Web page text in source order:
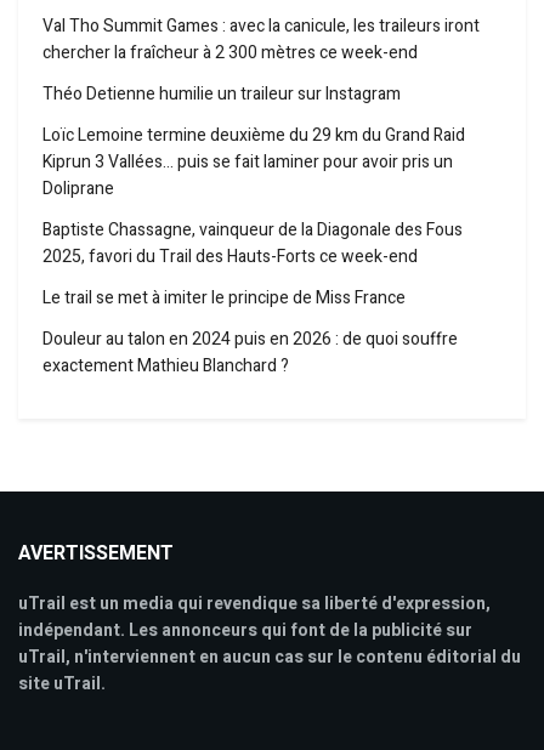
Val Tho Summit Games : avec la canicule, les traileurs iront
chercher la fraîcheur à 2 300 mètres ce week-end
Théo Detienne humilie un traileur sur Instagram
Loïc Lemoine termine deuxième du 29 km du Grand Raid
Kiprun 3 Vallées… puis se fait laminer pour avoir pris un
Doliprane
Baptiste Chassagne, vainqueur de la Diagonale des Fous
2025, favori du Trail des Hauts-Forts ce week-end
Le trail se met à imiter le principe de Miss France
Douleur au talon en 2024 puis en 2026 : de quoi souffre
exactement Mathieu Blanchard ?
AVERTISSEMENT
uTrail est un media qui revendique sa liberté d'expression,
indépendant. Les annonceurs qui font de la publicité sur
uTrail, n'interviennent en aucun cas sur le contenu éditorial du
site uTrail.